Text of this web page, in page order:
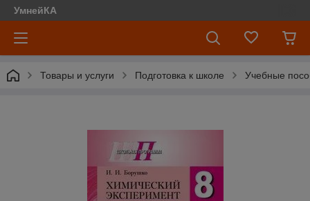
УмнейКА
Товары и услуги Подготовка к школе Учебные